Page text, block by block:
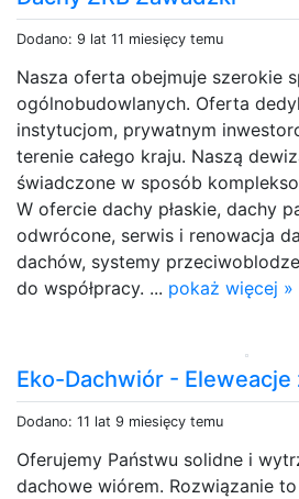
Dodano: 9 lat 11 miesięcy temu
Nasza oferta obejmuje szerokie
ogólnobudowlanych. Oferta
instytucjom, prywatnym
terenie całego kraju. Naszą
świadczone w sposób
W ofercie dachy płaskie, dachy
odwrócone, serwis i renowacja
dachów, systemy
do współpracy. ... pokaż więcej »
Eko-Dachwiór - Eleweacje
Dodano: 11 lat 9 miesięcy temu
Oferujemy Państwu solidne i
dachowe wiórem. Rozwiązanie